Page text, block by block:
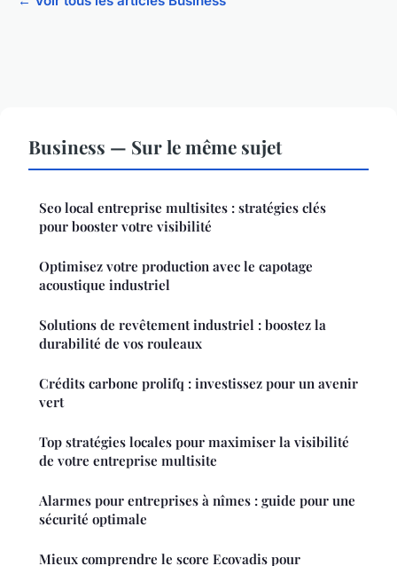
Business — Sur le même sujet
Seo local entreprise multisites : stratégies clés
pour booster votre visibilité
Optimisez votre production avec le capotage
acoustique industriel
Solutions de revêtement industriel : boostez la
durabilité de vos rouleaux
Crédits carbone prolifq : investissez pour un avenir
vert
Top stratégies locales pour maximiser la visibilité
de votre entreprise multisite
Alarmes pour entreprises à nîmes : guide pour une
sécurité optimale
Mieux comprendre le score Ecovadis pour